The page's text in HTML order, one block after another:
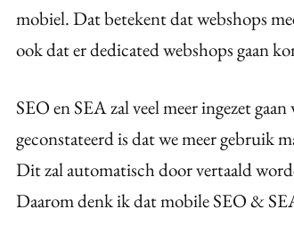
mobiel. Dat betekent dat webshops
ook dat er dedicated webshops gaan
SEO en SEA zal veel meer ingezet
geconstateerd is dat we meer gebruik
Dit zal automatisch door vertaald
Daarom denk ik dat mobile SEO &